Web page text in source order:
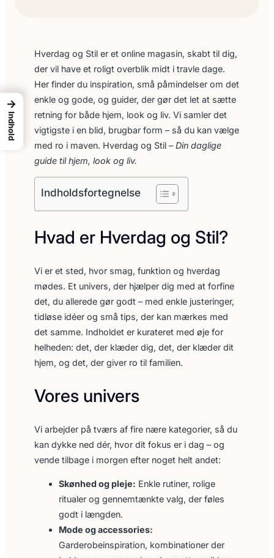
Hverdag og Stil er et online magasin, skabt til dig,
der vil have et roligt overblik midt i travle dage.
Her finder du inspiration, små påmindelser om det
enkle og gode, og guider, der gør det let at sætte
retning for både hjem, look og liv. Vi samler det
vigtigste i en blid, brugbar form – så du kan vælge
med ro i maven. Hverdag og Stil –Din daglige
guide til hjem, look og liv.
Indholdsfortegnelse
Hvad er Hverdag og Stil?
Vi er et sted, hvor smag, funktion og hverdag
mødes. Et univers, der hjælper dig med at forfine
det, du allerede gør godt – med enkle justeringer,
tidløse idéer og små tips, der kan mærkes med
det samme. Indholdet er kurateret med øje for
helheden: det, der klæder dig, det, der klæder dit
hjem, og det, der giver ro til familien.
Vores univers
Vi arbejder på tværs af fire nære kategorier, så du
kan dykke ned dér, hvor dit fokus er i dag – og
vende tilbage i morgen efter noget helt andet:
Skønhed og pleje: Enkle rutiner, rolige
ritualer og gennemtænkte valg, der føles
godt i længden.
Mode og accessories:
Garderobeinspiration, kombinationer der
→
Indhold